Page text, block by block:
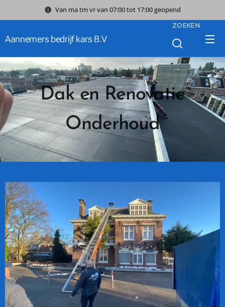
Van ma tm vr van 07:00 tot 17:00 geopend
Aannemers bedrijf kars B.V
ZOEKEN
Dak en Renovatie
Onderhoud